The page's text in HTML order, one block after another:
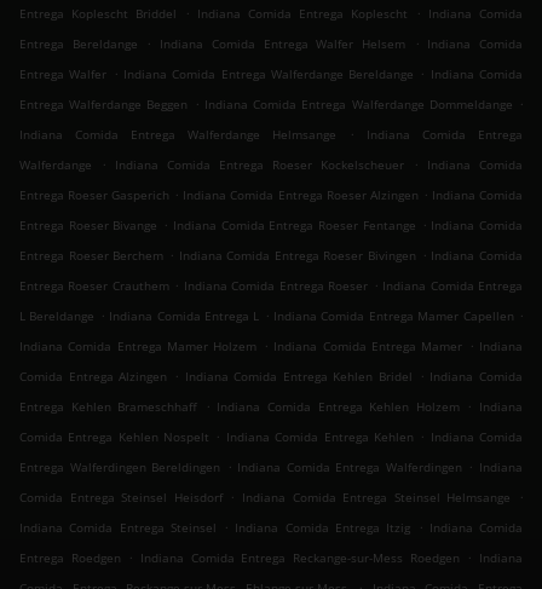
Entrega Koplescht Briddel
. Indiana Comida Entrega Koplescht . Indiana Comida
Entrega Bereldange
. Indiana Comida Entrega Walfer Helsem . Indiana Comida
Entrega Walfer . Indiana Comida Entrega Walferdange Bereldange . Indiana Comida
Entrega Walferdange Beggen
. Indiana Comida Entrega Walferdange Dommeldange .
Indiana Comida Entrega Walferdange Helmsange
.
Indiana Comida Entrega
Walferdange
. Indiana Comida Entrega Roeser Kockelscheuer .
Indiana Comida
Entrega Roeser Gasperich . Indiana Comida Entrega Roeser Alzingen . Indiana Comida
Entrega Roeser Bivange . Indiana Comida Entrega Roeser Fentange . Indiana Comida
Entrega Roeser Berchem . Indiana Comida Entrega Roeser Bivingen . Indiana Comida
Entrega Roeser Crauthem . Indiana Comida Entrega Roeser . Indiana Comida Entrega
L Bereldange . Indiana Comida Entrega L . Indiana Comida Entrega Mamer Capellen .
Indiana Comida Entrega Mamer Holzem
. Indiana Comida Entrega Mamer . Indiana
Comida Entrega Alzingen
. Indiana Comida Entrega Kehlen Bridel . Indiana Comida
Entrega Kehlen Brameschhaff
. Indiana Comida Entrega Kehlen Holzem . Indiana
Comida Entrega Kehlen Nospelt . Indiana Comida Entrega Kehlen . Indiana Comida
Entrega Walferdingen Bereldingen
. Indiana Comida Entrega Walferdingen . Indiana
Comida Entrega Steinsel Heisdorf . Indiana Comida Entrega Steinsel Helmsange
.
Indiana Comida Entrega Steinsel
. Indiana Comida Entrega Itzig . Indiana Comida
Entrega Roedgen
. Indiana Comida Entrega Reckange-sur-Mess Roedgen . Indiana
.